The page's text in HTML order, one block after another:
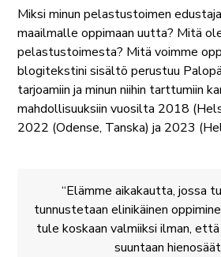
Miksi minun pelastustoimen
maailmalle oppimaan uutta? Mitä
pelastustoimesta? Mitä voimme
blogitekstini sisältö perustuu
tarjoamiin ja minun niihin tarttumiin
mahdollisuuksiin vuosilta 2018
2022 (Odense, Tanska) ja 2023
Elämme aikakautta, jossa
tunnustetaan elinikäinen
tule koskaan valmiiksi ilman,
suuntaan